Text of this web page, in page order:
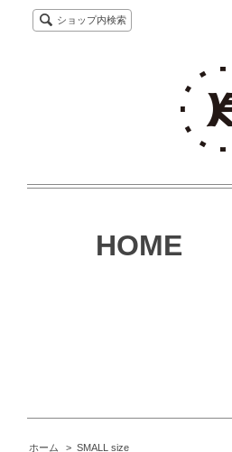
ショップ内検索
HOME
ホーム > SMALL size